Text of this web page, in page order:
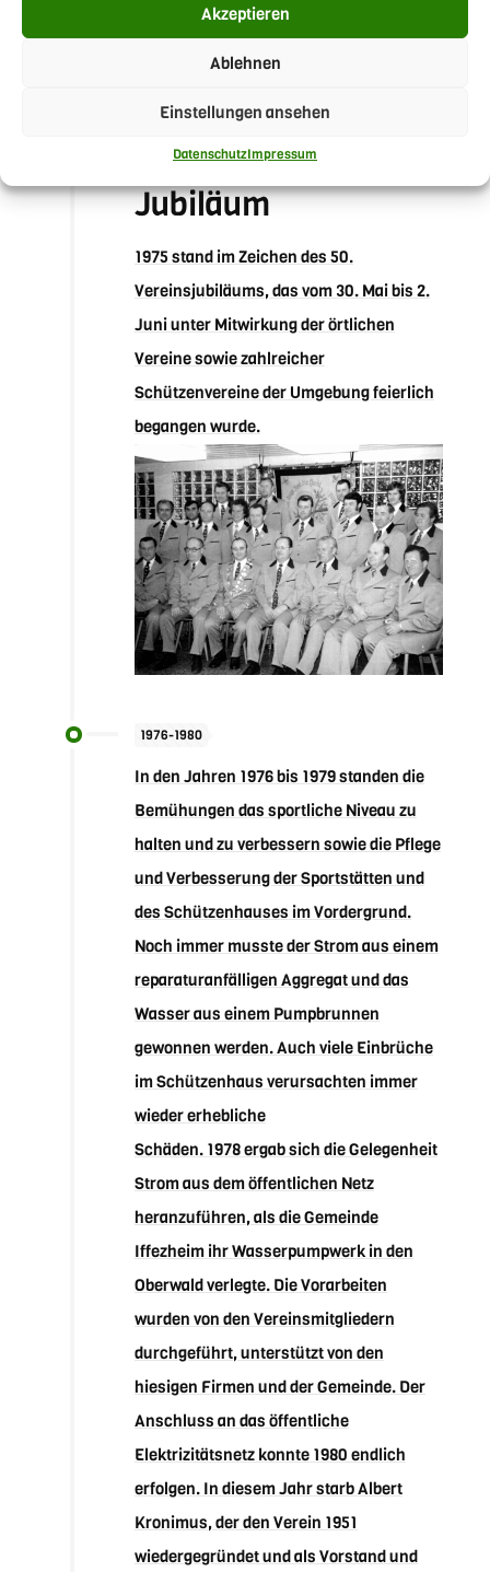
Akzeptieren
Ablehnen
Einstellungen ansehen
DatenschutzImpressum
Jugendarbeit war das zuvor so nicht
möglich gewesen.
1975
50-Jähriges
Jubiläum
1975 stand im Zeichen des 50.
Vereinsjubiläums, das vom 30. Mai bis 2.
Juni unter Mitwirkung der örtlichen
Vereine sowie zahlreicher
Schützenvereine der Umgebung feierlich
begangen wurde.
1976-1980
In den Jahren 1976 bis 1979 standen die
Bemühungen das sportliche Niveau zu
halten und zu verbessern sowie die Pflege
und Verbesserung der Sportstätten und
des Schützenhauses im Vordergrund.
Noch immer musste der Strom aus einem
reparaturanfälligen Aggregat und das
Wasser aus einem Pumpbrunnen
gewonnen werden. Auch viele Einbrüche
im Schützenhaus verursachten immer
wieder erhebliche
Schäden. 1978 ergab sich die Gelegenheit
Strom aus dem öffentlichen Netz
heranzuführen, als die Gemeinde
Iffezheim ihr Wasserpumpwerk in den
Oberwald verlegte. Die Vorarbeiten
wurden von den Vereinsmitgliedern
durchgeführt, unterstützt von den
hiesigen Firmen und der Gemeinde. Der
Anschluss an das öffentliche
Elektrizitätsnetz konnte 1980 endlich
erfolgen. In diesem Jahr starb Albert
Kronimus, der den Verein 1951
wiedergegründet und als Vorstand und